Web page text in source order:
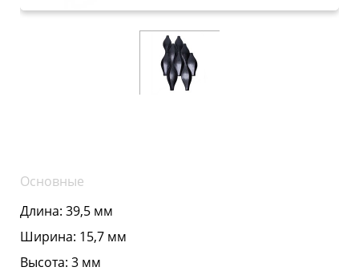
Основные
Длина: 39,5 мм
Ширина: 15,7 мм
Высота: 3 мм